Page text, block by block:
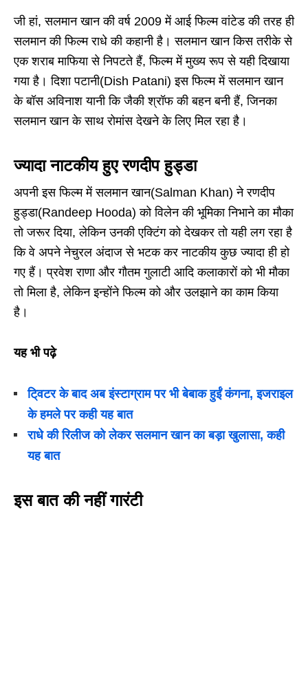
जी हां, सलमान खान की वर्ष 2009 में आई फिल्म वांटेड की तरह ही
सलमान की फिल्म राधे की कहानी है। सलमान खान किस तरीके से
एक शराब माफिया से निपटते हैं, फिल्म में मुख्य रूप से यही दिखाया
गया है। दिशा पटानी(Dish Patani) इस फिल्म में सलमान खान
के बॉस अविनाश यानी कि जैकी श्रॉफ की बहन बनी हैं, जिनका
सलमान खान के साथ रोमांस देखने के लिए मिल रहा है।
ज्यादा नाटकीय हुए रणदीप हुड्डा
अपनी इस फिल्म में सलमान खान(Salman Khan) ने रणदीप
हुड्डा(Randeep Hooda) को विलेन की भूमिका निभाने का मौका
तो जरूर दिया, लेकिन उनकी एक्टिंग को देखकर तो यही लग रहा है
कि वे अपने नेचुरल अंदाज से भटक कर नाटकीय कुछ ज्यादा ही हो
गए हैं। प्रवेश राणा और गौतम गुलाटी आदि कलाकारों को भी मौका
तो मिला है, लेकिन इन्होंने फिल्म को और उलझाने का काम किया
है।
यह भी पढ़े
टि्वटर के बाद अब इंस्टाग्राम पर भी बेबाक हुईं कंगना, इजराइल
के हमले पर कही यह बात
राधे की रिलीज को लेकर सलमान खान का बड़ा खुलासा, कही
यह बात
इस बात की नहीं गारंटी